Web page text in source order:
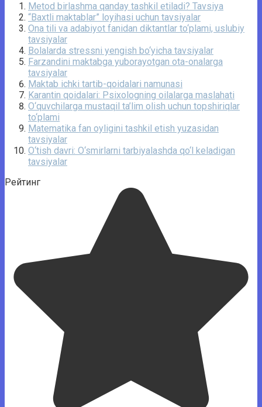
Metod birlashma qanday tashkil etiladi? Tavsiya
“Baxtli maktablar” loyihasi uchun tavsiyalar
Ona tili va adabiyot fanidan diktantlar to‘plami, uslubiy
tavsiyalar
Bolalarda stressni yengish bo‘yicha tavsiyalar
Farzandini maktabga yuborayotgan ota-onalarga
tavsiyalar
Maktab ichki tartib-qoidalari namunasi
Karantin qoidalari: Psixologning oilalarga maslahati
O‘quvchilarga mustaqil ta’lim olish uchun topshiriqlar
to‘plami
Matematika fan oyligini tashkil etish yuzasidan
tavsiyalar
O‘tish davri: O‘smirlarni tarbiyalashda qo‘l keladigan
tavsiyalar
Рейтинг